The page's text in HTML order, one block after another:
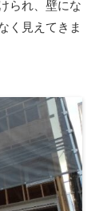
られ、壁にな
く見えてきま